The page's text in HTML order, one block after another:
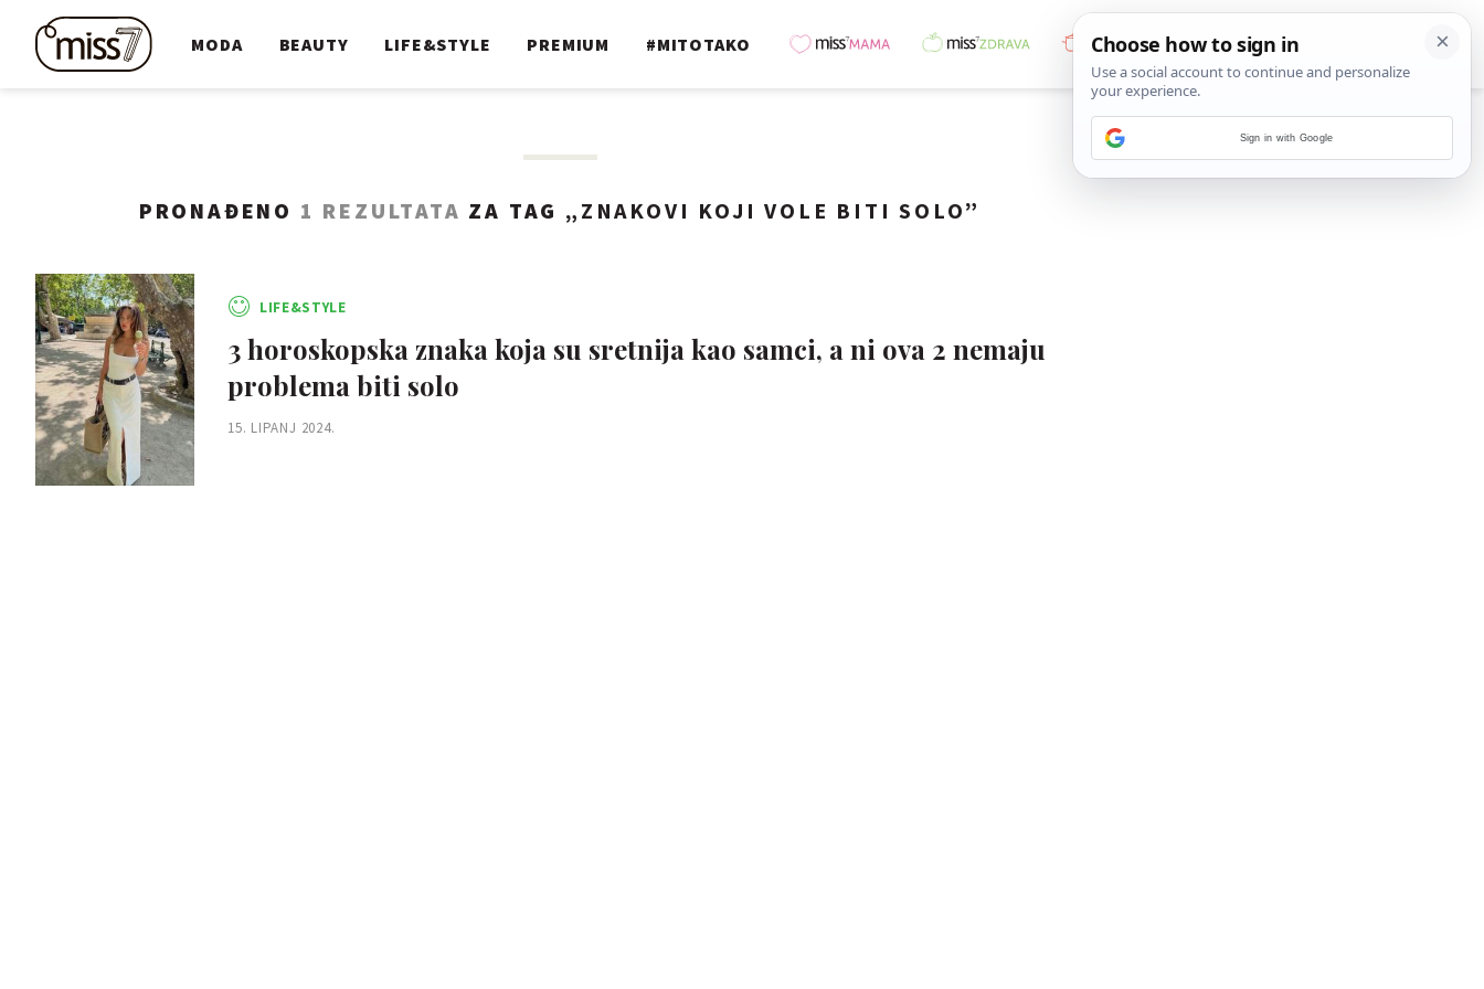
MODA BEAUTY LIFE&STYLE PREMIUM #MITOTAKO
PRONAĐENO 1 REZULTATA ZA TAG „ ZNAKOVI KOJI VOLE BITI SOLO”
LIFE&STYLE
3 horoskopska znaka koja su sretnija kao samci, a ni ova 2 nemaju
problema biti solo
15. LIPANJ 2024.
Sign in with Google